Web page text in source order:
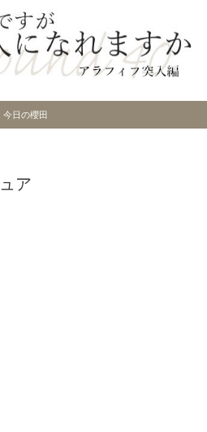
今日の櫻田
ア